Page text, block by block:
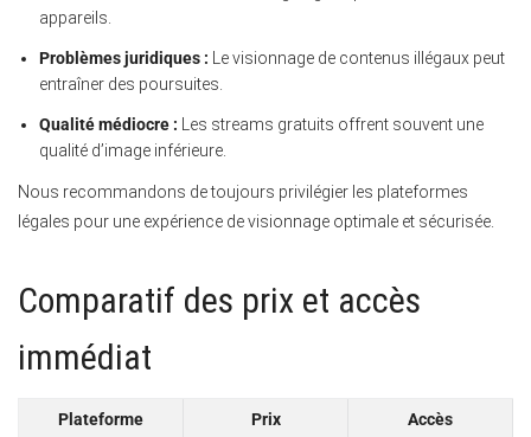
appareils.
Problèmes juridiques : Le visionnage de contenus illégaux peut
entraîner des poursuites.
Qualité médiocre : Les streams gratuits offrent souvent une
qualité d’image inférieure.
Nous recommandons de toujours privilégier les plateformes
légales pour une expérience de visionnage optimale et sécurisée.
Comparatif des prix et accès
immédiat
Plateforme Prix Accès